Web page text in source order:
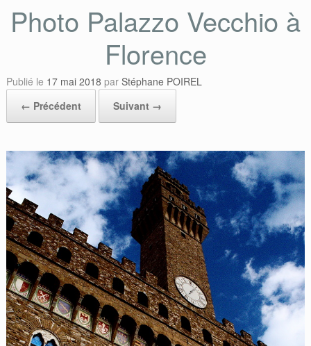
Photo Palazzo Vecchio à
Florence
Publié le 17 mai 2018 par Stéphane POIREL
← Précédent
Suivant →